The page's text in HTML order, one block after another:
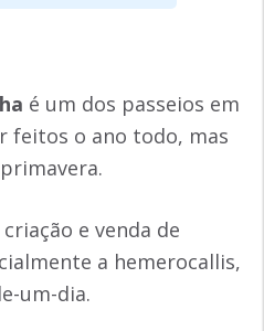
é um dos passeios em
feitos o ano todo, mas
e venda de
a hemerocallis,
um-dia.